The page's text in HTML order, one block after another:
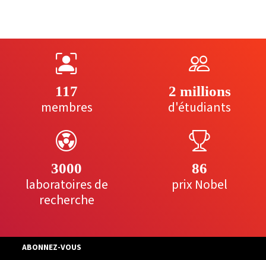
117
membres
2 millions
d'étudiants
3000
laboratoires de
recherche
86
prix Nobel
ABONNEZ-VOUS